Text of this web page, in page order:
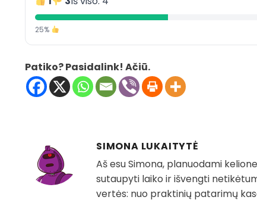
25%
Patiko? Pasidalink! Ačiū.
SIMONA LUKAITYTĖ
Aš esu Simona, planuodami
sutaupyti laiko ir išvengti
vertės: nuo praktinių patarimų